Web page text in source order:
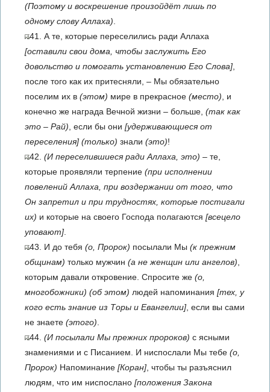
(Поэтому и воскрешение произойдёт лишь по
одному слову Аллаха)
41. А те, которые переселились ради Аллаха
[оставили свои дома, чтобы заслужить Его
довольство и помогать установлению Его Слова]
после того как их притесняли, – Мы обязательно
поселим их в (этом) мире в прекрасное (место) , и
конечно же награда Вечной жизни – больше, (так как
это – Рай) , если бы они [удерживающиеся от
переселения] (только) знали (это)!
42. (И переселившиеся ради Аллаха, это) – те,
которые проявляли терпение (при исполнении
повелений Аллаха, при воздержании от того, что
Он запретил и при трудностях, которые постигали
их) и которые на своего Господа полагаются [всецело
уповают]
43. И до тебя (о, Пророк) посылали Мы (к прежним
общинам) только мужчин (а не женщин или ангелов)
которым давали откровение. Спросите же (о,
многобожники) (об этом) людей напоминания [тех, у
кого есть знание из Торы и Евангелии] , если вы сами
не знаете (этого)
44. (И посылали Мы прежних пророков) с ясными
знамениями и с Писанием. И ниспослали Мы тебе (о,
Пророк) Напоминание [Коран] , чтобы ты разъяснил
людям, что им ниспослано [положения Закона